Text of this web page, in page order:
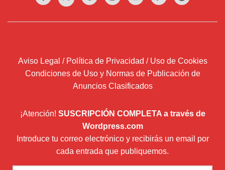
Aviso Legal / Política de Privacidad / Uso de Cookies
Condiciones de Uso y Normas de Publicación de
Anuncios Clasificados
¡Atención! SUSCRIPCIÓN COMPLETA a través de
Wordpress.com
Introduce tu correo electrónico y recibirás un email por
cada entrada que publiquemos.